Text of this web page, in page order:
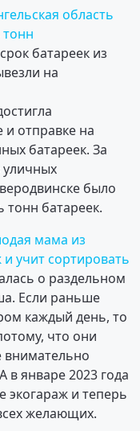
область
батареек из
на
и отправке на
батареек. За
уличных
было
тонн батареек.
мама из
учит сортировать
о раздельном
Если раньше
каждый день, то
что они
внимательно
в январе 2023 года
экогараж и теперь
желающих.